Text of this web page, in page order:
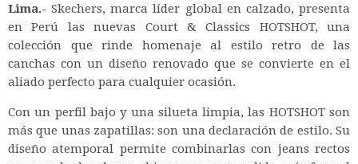
Lima.- Skechers, marca líder global en calzado, presenta
en Perú las nuevas Court & Classics HOTSHOT, una
colección que rinde homenaje al estilo retro de las
canchas con un diseño renovado que se convierte en el
aliado perfecto para cualquier ocasión.
Con un perfil bajo y una silueta limpia, las HOTSHOT son
más que unas zapatillas: son una declaración de estilo. Su
diseño atemporal permite combinarlas con jeans rectos